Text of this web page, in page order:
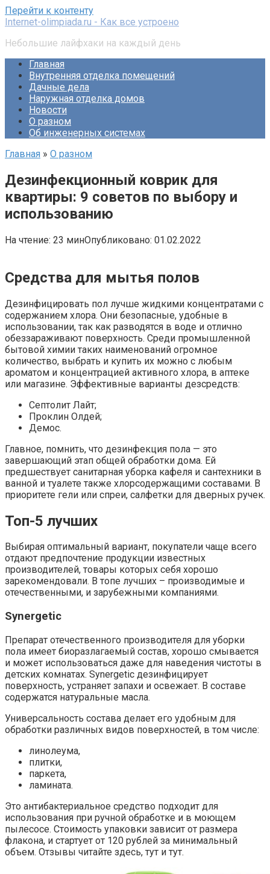
Перейти к контенту
Internet-olimpiada.ru - Как все устроено
Небольшие лайфхаки на каждый день
Главная
Внутренняя отделка помещений
Дачные дела
Наружная отделка домов
Новости
О разном
Об инженерных системах
Главная » О разном
Дезинфекционный коврик для
квартиры: 9 советов по выбору и
использованию
На чтение: 23 минОпубликовано: 01.02.2022
Средства для мытья полов
Дезинфицировать пол лучше жидкими концентратами с
содержанием хлора. Они безопасные, удобные в
использовании, так как разводятся в воде и отлично
обеззараживают поверхность. Среди промышленной
бытовой химии таких наименований огромное
количество, выбрать и купить их можно с любым
ароматом и концентрацией активного хлора, в аптеке
или магазине. Эффективные варианты дезсредств:
Септолит Лайт;
Проклин Олдей;
Демос.
Главное, помнить, что дезинфекция пола — это
завершающий этап общей обработки дома. Ей
предшествует санитарная уборка кафеля и сантехники в
ванной и туалете также хлорсодержащими составами. В
приоритете гели или спреи, салфетки для дверных ручек.
Топ-5 лучших
Выбирая оптимальный вариант, покупатели чаще всего
отдают предпочтение продукции известных
производителей, товары которых себя хорошо
зарекомендовали. В топе лучших – производимые и
отечественными, и зарубежными компаниями.
Synergetic
Препарат отечественного производителя для уборки
пола имеет биоразлагаемый состав, хорошо смывается
и может использоваться даже для наведения чистоты в
детских комнатах. Synergetic дезинфицирует
поверхность, устраняет запахи и освежает. В составе
содержатся натуральные масла.
Универсальность состава делает его удобным для
обработки различных видов поверхностей, в том числе:
линолеума,
плитки,
паркета,
ламината.
Это антибактериальное средство подходит для
использования при ручной обработке и в моющем
пылесосе. Стоимость упаковки зависит от размера
флакона, и стартует от 120 рублей за минимальный
объем. Отзывы читайте здесь, тут и тут.